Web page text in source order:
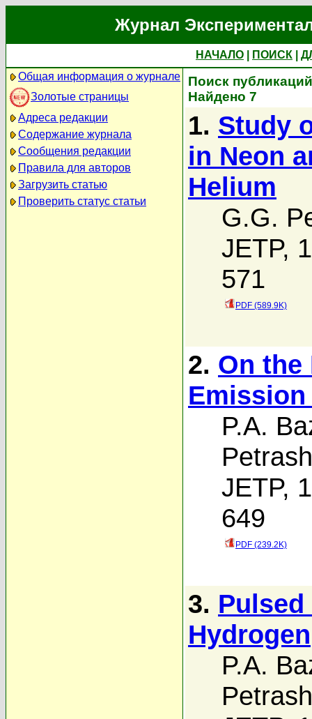
Журнал
НАЧАЛО ПОИСК
Общая информация о журнале
Золотые страницы
Адреса редакции
Содержание журнала
Сообщения редакции
Правила для авторов
Загрузить статью
Проверить статус статьи
Поиск
Найдено 7
1. Study
in Neon
Helium
G.G.
JETP,
571
PDF (589.9K)
2. On
P.A.
Petrash
JETP,
649
PDF (239.2K)
3.
Hydrogen
P.A.
Petrash